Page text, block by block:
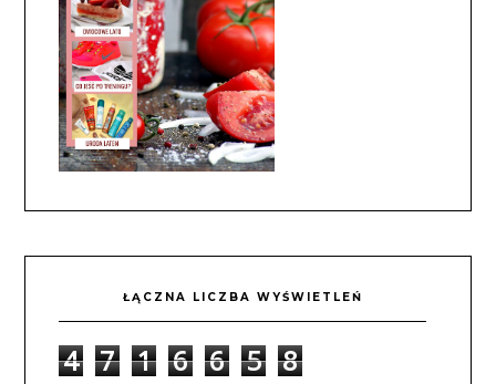
ŁĄCZNA LICZBA WYŚWIETLEŃ
4 7 1 6 6 5 8